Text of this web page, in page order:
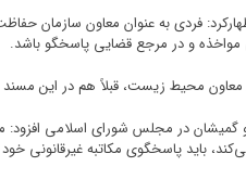
فردی به عنوان معاون
مواخذه و در مرجع قضایی پاسخگو باشد.
محیط زیست، قبلاً هم در این
و گمیشان در مجلس شورای اسلامی
باید پاسخگوی مکاتبه غیرقانونی